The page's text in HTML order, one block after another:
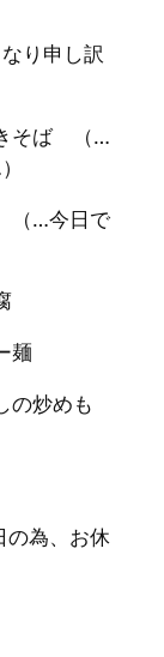
り申し訳
そば （…
（…今日で
麺
の炒めも
為、お休